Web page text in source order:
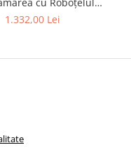
mTiny
1.332,00 Lei